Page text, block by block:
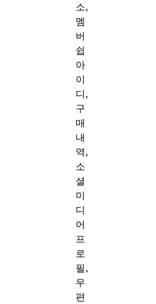
소,
멤
버
쉽
아
이
디,
구
매
내
역,
소
셜
미
디
어
프
로
필,
우
편